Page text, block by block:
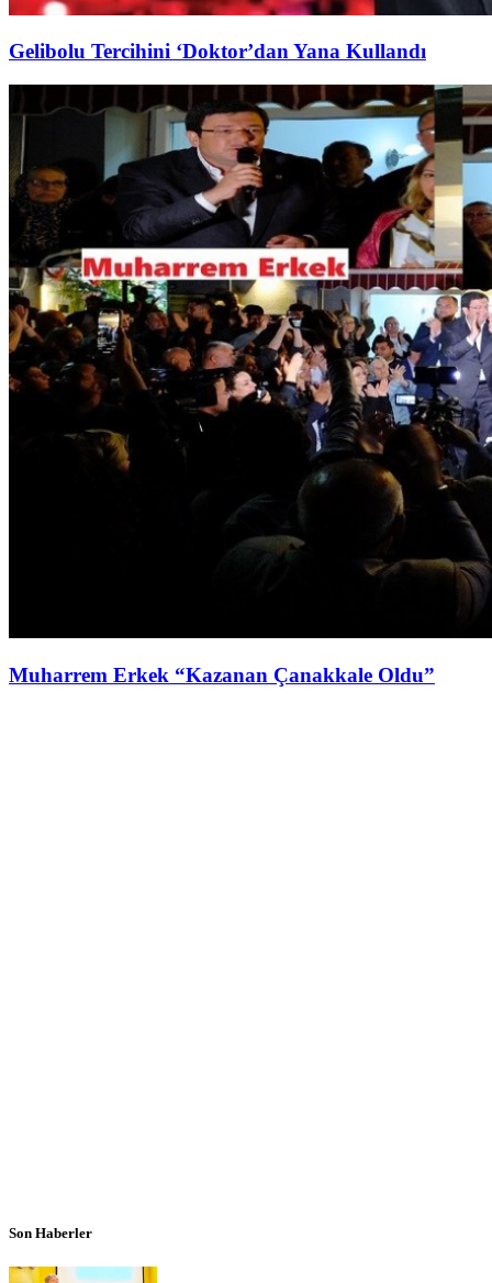
Gelibolu Tercihini ‘Doktor’dan Yana Kullandı
Muharrem Erkek “Kazanan Çanakkale Oldu”
Son Haberler